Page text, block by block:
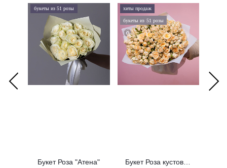
букеты из 51 розы
Букет Роза "Атена"
хиты продаж
букеты из 51 розы
Букет Роза кустовая "Солинеро"